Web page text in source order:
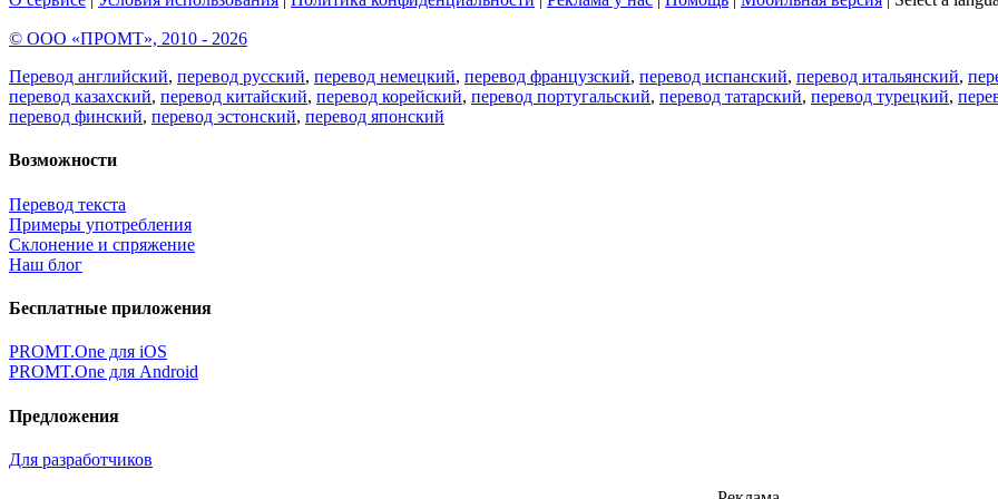
© ООО «ПРОМТ», 2010 - 2026
Перевод английский, перевод русский, перевод немецкий, перевод французский, перевод испанский, перевод итальянский,
перевод казахский, перевод китайский, перевод корейский, перевод португальский, перевод татарский, перевод турецкий,
перевод финский, перевод эстонский, перевод японский
Возможности
Перевод текста
Примеры употребления
Склонение и спряжение
Наш блог
Бесплатные приложения
PROMT.One для iOS
PROMT.One для Android
Предложения
Для разработчиков